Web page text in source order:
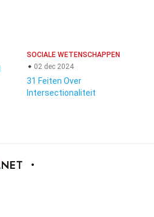
SOCIALE WETENSCHAPPEN
02 dec 2024
31 Feiten Over
Intersectionaliteit